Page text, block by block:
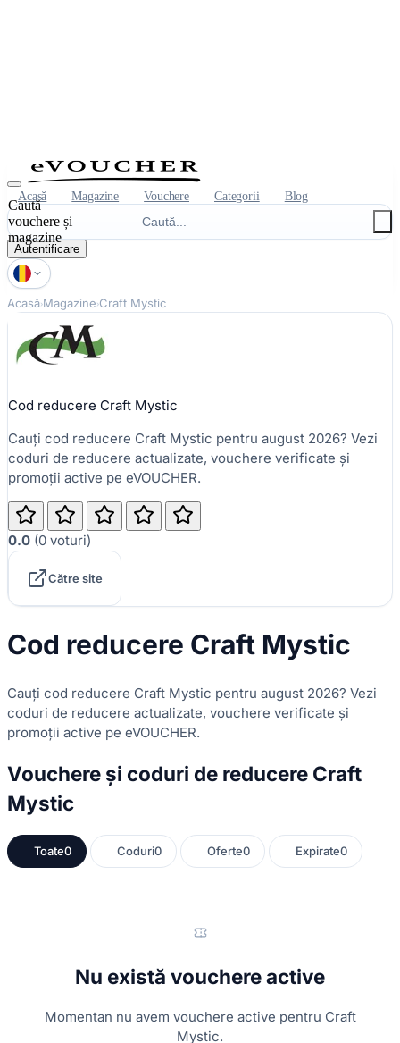
Acasă Magazine Vouchere Categorii Blog
Caută
vouchere și
magazine
Autentificare
Acasă Magazine Craft Mystic
Cod reducere Craft Mystic
Cauți cod reducere Craft Mystic pentru august 2026? Vezi
coduri de reducere actualizate, vouchere verificate și
promoții active pe eVOUCHER.
0.0 (0 voturi)
Către site
Cod reducere Craft Mystic
Cauți cod reducere Craft Mystic pentru august 2026? Vezi
coduri de reducere actualizate, vouchere verificate și
promoții active pe eVOUCHER.
Vouchere și coduri de reducere Craft
Mystic
Toate0 Coduri0 Oferte0 Expirate0
Nu există vouchere active
Momentan nu avem vouchere active pentru Craft
Mystic.